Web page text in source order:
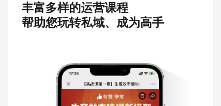
丰富多样的运营课程
帮助您玩转私域、成为高手